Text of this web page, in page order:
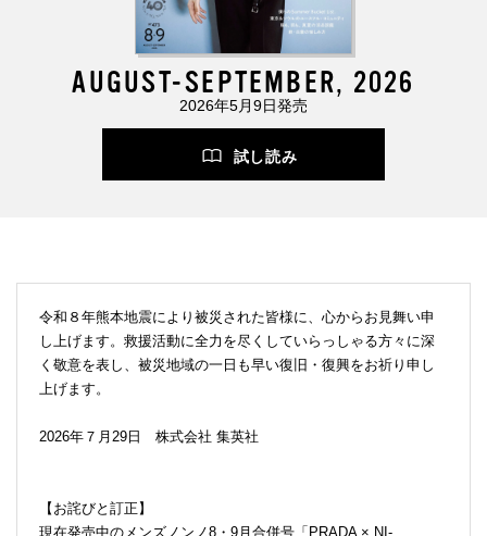
AUGUST-SEPTEMBER, 2026
2026年5月9日発売
試し読み
令和８年熊本地震により被災された皆様に、心からお見舞い申
し上げます。救援活動に全力を尽くしていらっしゃる方々に深
く敬意を表し、被災地域の一日も早い復旧・復興をお祈り申し
上げます。
2026年７月29日 株式会社 集英社
【お詫びと訂正】
現在発売中のメンズノンノ8・9月合併号「PRADA × NI-